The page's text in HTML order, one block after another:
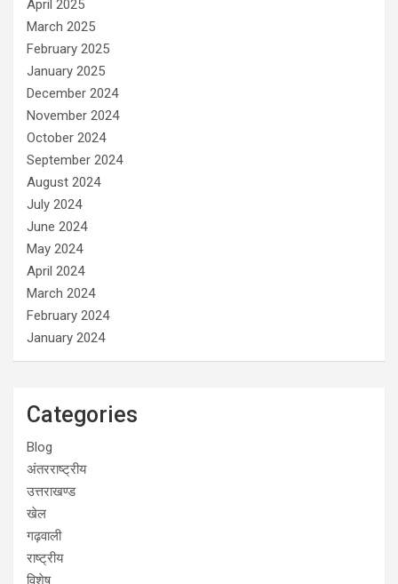
April 2025
March 2025
February 2025
January 2025
December 2024
November 2024
October 2024
September 2024
August 2024
July 2024
June 2024
May 2024
April 2024
March 2024
February 2024
January 2024
Categories
Blog
अंतरराष्ट्रीय
उत्तराखण्ड
खेल
गढ़वाली
राष्ट्रीय
विशेष